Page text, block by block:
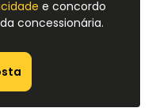
e concordo
concessionária.